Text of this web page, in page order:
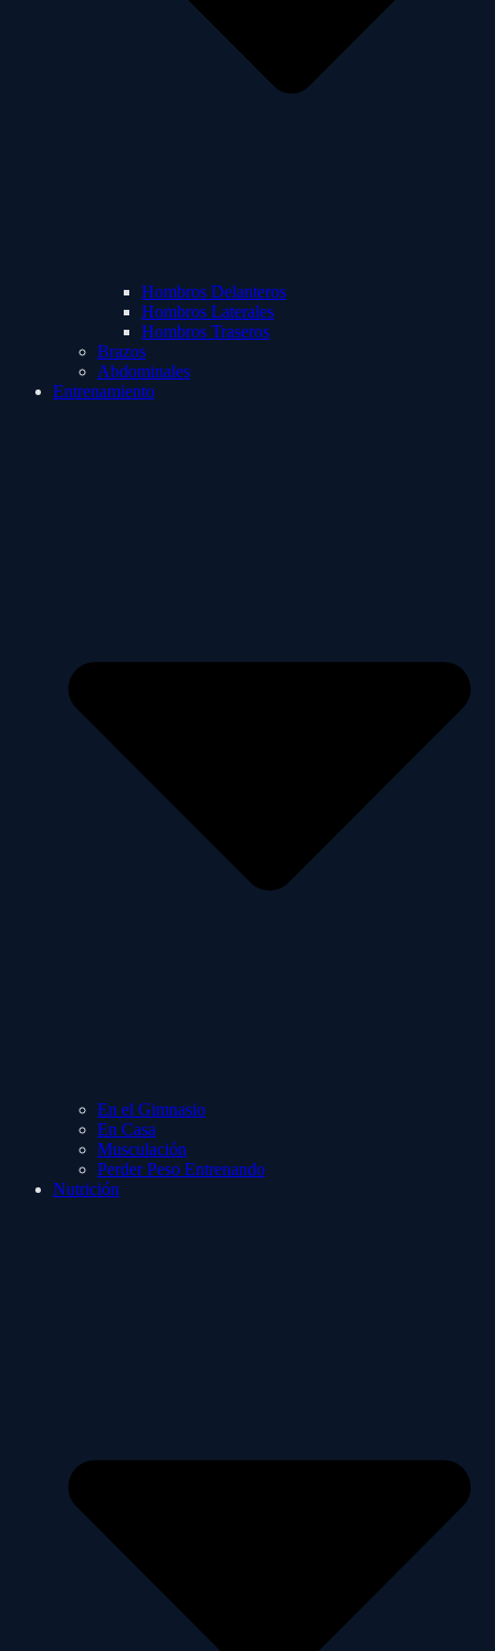
Hombros Delanteros
Hombros Laterales
Hombros Traseros
Brazos
Abdominales
Entrenamiento
En el Gimnasio
En Casa
Musculación
Perder Peso Entrenando
Nutrición